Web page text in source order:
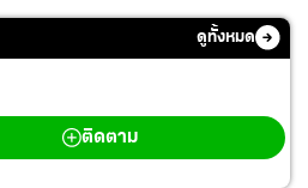
ดูทั้งหมด
ติดตาม